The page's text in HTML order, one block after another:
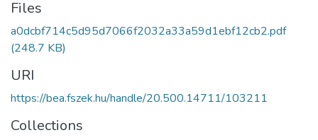
Files
a0dcbf714c5d95d7066f2032a33a59d1ebf12cb2.pdf
(248.7 KB)
URI
https://bea.fszek.hu/handle/20.500.14711/103211
Collections